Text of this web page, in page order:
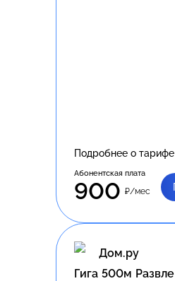
Подробнее о тарифе
Абонентская плата
900 ₽/мес
Дом.ру
Гига 500м